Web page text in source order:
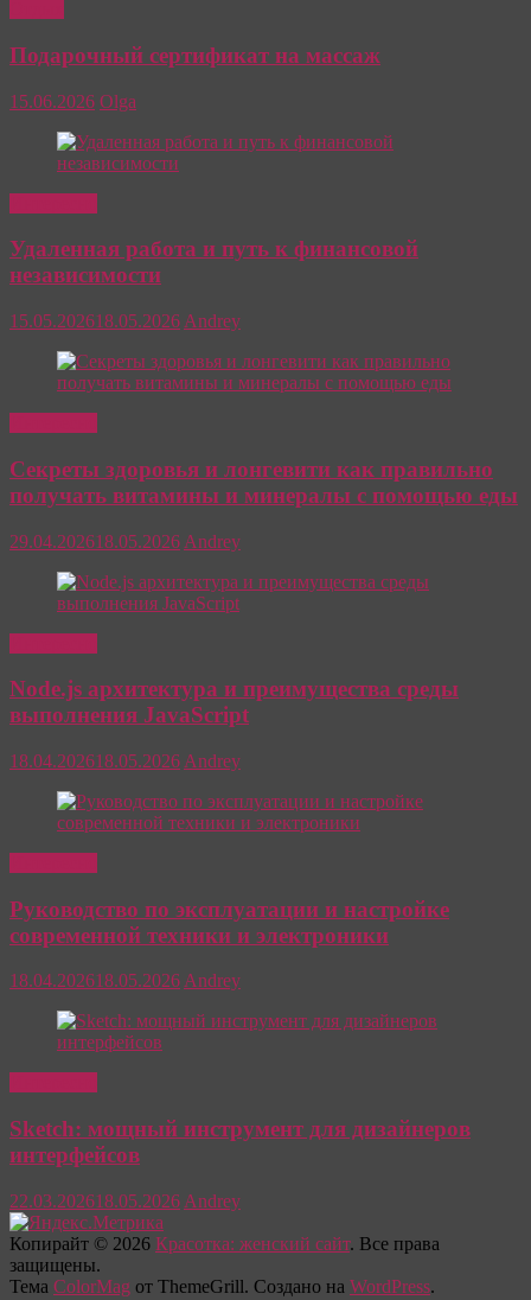
Подарочный сертификат на массаж
15.06.2026 Olga
Удаленная работа и путь к финансовой
независимости
15.05.202618.05.2026 Andrey
Секреты здоровья и лонгевити как правильно
получать витамины и минералы с помощью еды
29.04.202618.05.2026 Andrey
Node.js архитектура и преимущества среды
выполнения JavaScript
18.04.202618.05.2026 Andrey
Руководство по эксплуатации и настройке
современной техники и электроники
18.04.202618.05.2026Andrey
Sketch: мощный инструмент для дизайнеров
интерфейсов
22.03.202618.05.2026 Andrey
Копирайт © 2026 Красотка: женский сайт. Все права
защищены.
Тема ColorMag от ThemeGrill. Создано на WordPress.